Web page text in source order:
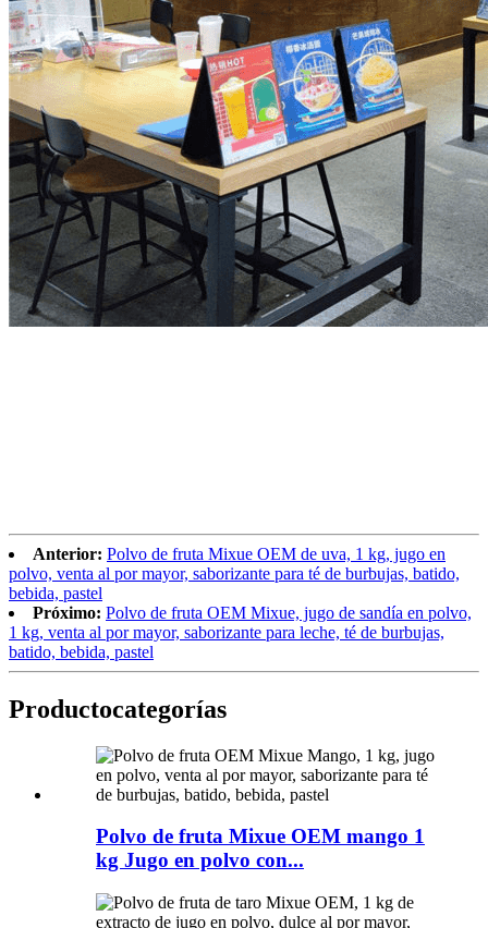
Anterior: Polvo de fruta Mixue OEM de uva, 1 kg, jugo en
polvo, venta al por mayor, saborizante para té de burbujas, batido,
bebida, pastel
Próximo: Polvo de fruta OEM Mixue, jugo de sandía en polvo,
1 kg, venta al por mayor, saborizante para leche, té de burbujas,
batido, bebida, pastel
Productocategorías
Polvo de fruta Mixue OEM mango 1
kg Jugo en polvo con...